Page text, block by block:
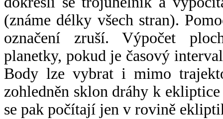
(známe délky všech stran).
označení zruší. Výpočet
planetky, pokud je časový
Body lze vybrat i mimo
zohledněn sklon dráhy k
se pak počítají jen v rovině